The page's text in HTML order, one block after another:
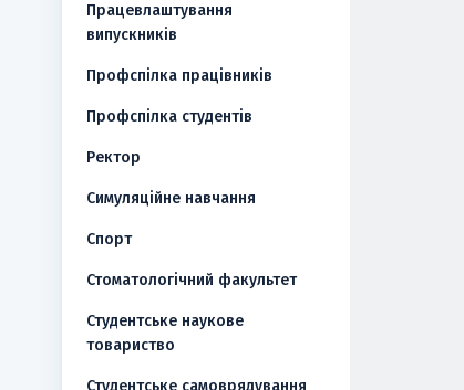
Працевлаштування
випускників
Профспілка працівників
Профспілка студентів
Ректор
Симуляційне навчання
Спорт
Стоматологічний факультет
Студентське наукове
товариство
Студентське самоврядування